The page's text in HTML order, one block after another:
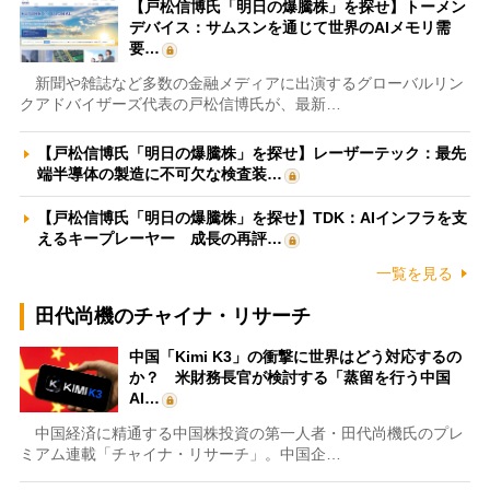
【戸松信博氏「明日の爆騰株」を探せ】トーメン
デバイス：サムスンを通じて世界のAIメモリ需
要…
新聞や雑誌など多数の金融メディアに出演するグローバルリン
クアドバイザーズ代表の戸松信博氏が、最新…
【戸松信博氏「明日の爆騰株」を探せ】レーザーテック：最先
端半導体の製造に不可欠な検査装…
【戸松信博氏「明日の爆騰株」を探せ】TDK：AIインフラを支
えるキープレーヤー 成長の再評…
一覧を見る
田代尚機のチャイナ・リサーチ
中国「Kimi K3」の衝撃に世界はどう対応するの
か？ 米財務長官が検討する「蒸留を行う中国
AI…
中国経済に精通する中国株投資の第一人者・田代尚機氏のプレ
ミアム連載「チャイナ・リサーチ」。中国企…